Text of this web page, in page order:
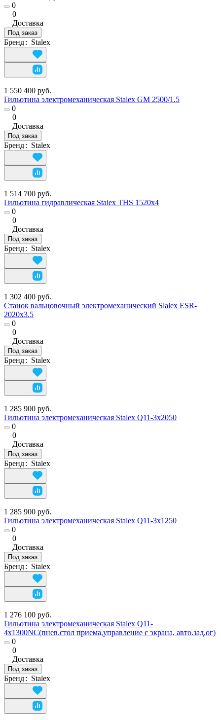
0
0
Доставка
Под заказ
Бренд: Stalex
1 550 400 руб.
Гильотина электромеханическая Stalex GM 2500/1.5
0
0
Доставка
Под заказ
Бренд: Stalex
1 514 700 руб.
Гильотина гидравлическая Stalex THS 1520х4
0
0
Доставка
Под заказ
Бренд: Stalex
1 302 400 руб.
Станок вальцовочный электромеханический Slalex ESR-
2020х3.5
0
0
Доставка
Под заказ
Бренд: Stalex
1 285 900 руб.
Гильотина электромеханическая Stalex Q11-3х2050
0
0
Доставка
Под заказ
Бренд: Stalex
1 285 900 руб.
Гильотина электромеханическая Stalex Q11-3х1250
0
0
Доставка
Под заказ
Бренд: Stalex
1 276 100 руб.
Гильотина электромеханическая Stalex Q11-
4х1300NC(пнев.стол приема,управление с экрана, авто.зад.ог)
0
0
Доставка
Под заказ
Бренд: Stalex